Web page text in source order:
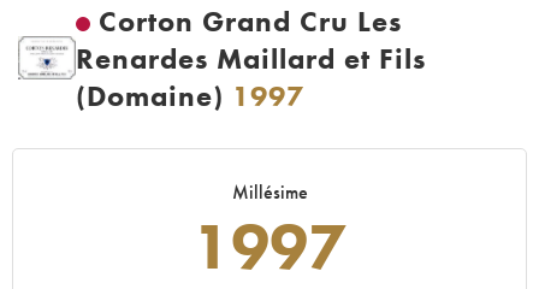
Corton Grand Cru Les
Renardes Maillard et Fils
(Domaine) 1997
Millésime
1997